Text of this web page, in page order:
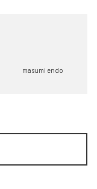
masumi endo